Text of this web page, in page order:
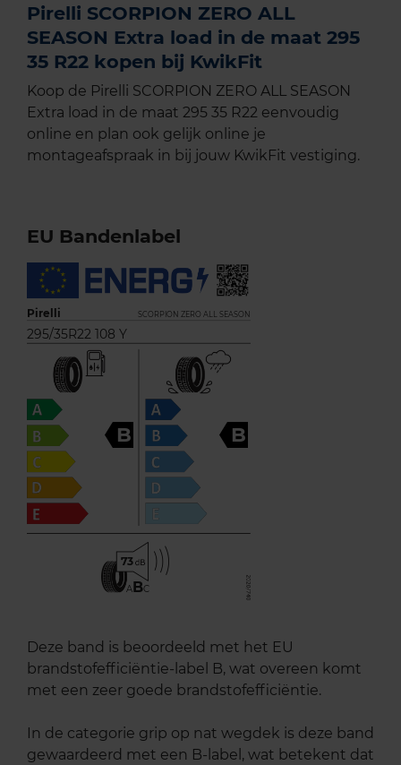
Pirelli SCORPION ZERO ALL
SEASON Extra load in de maat 295
35 R22 kopen bij KwikFit
Koop de Pirelli SCORPION ZERO ALL SEASON
Extra load in de maat 295 35 R22 eenvoudig
online en plan ook gelijk online je
montageafspraak in bij jouw KwikFit vestiging.
EU Bandenlabel
Pirelli SCORPION ZERO ALL SEASON
295/35R22 108 Y
B B
73
ABC
Deze band is beoordeeld met het EU
brandstofefficiëntie-label B, wat overeen komt
met een zeer goede brandstofefficiëntie.
In de categorie grip op nat wegdek is deze band
gewaardeerd met een B-label, wat betekent dat